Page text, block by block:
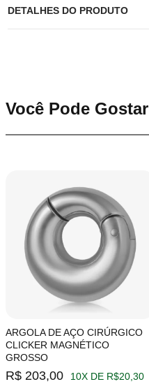
DETALHES DO PRODUTO
Você Pode Gostar
ARGOLA DE AÇO CIRÚRGICO
CLICKER MAGNÉTICO
GROSSO
R$ 203,00
10X DE R$20,30